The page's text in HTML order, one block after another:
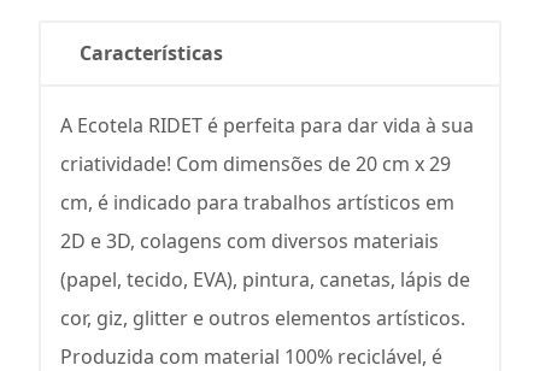
Características
A Ecotela RIDET é perfeita para dar vida à sua
criatividade! Com dimensões de 20 cm x 29
cm, é indicado para trabalhos artísticos em
2D e 3D, colagens com diversos materiais
(papel, tecido, EVA), pintura, canetas, lápis de
cor, giz, glitter e outros elementos artísticos.
Produzida com material 100% reciclável, é